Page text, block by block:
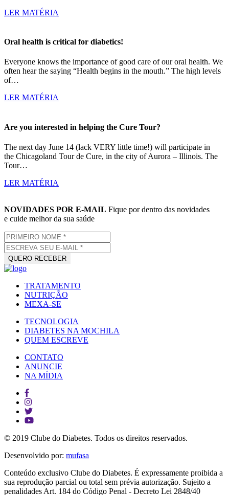
LER MATÉRIA
Oral health is critical for diabetics!
Everyone knows the importance of good care of our oral health. We
often hear the saying “Health begins in the mouth.” The high levels
of…
LER MATÉRIA
Are you interested in helping the Cure Tour?
The next day June 14 (lack VERY little time!) will participate in
the Chicagoland Tour de Cure, in the city of Aurora – Illinois. The
Tour…
LER MATÉRIA
NOVIDADES POR E-MAIL Fique por dentro das novidades
e cuide melhor da sua saúde
TRATAMENTO
NUTRIÇÃO
MEXA-SE
TECNOLOGIA
DIABETES NA MOCHILA
QUEM ESCREVE
CONTATO
ANUNCIE
NA MÍDIA
© 2019 Clube do Diabetes. Todos os direitos reservados.
Desenvolvido por: mufasa
Conteúdo exclusivo Clube do Diabetes. É expressamente proibida a
sua reprodução parcial ou total sem prévia autorização. Sujeito a
penalidades Art. 184 do Código Penal - Decreto Lei 2848/40